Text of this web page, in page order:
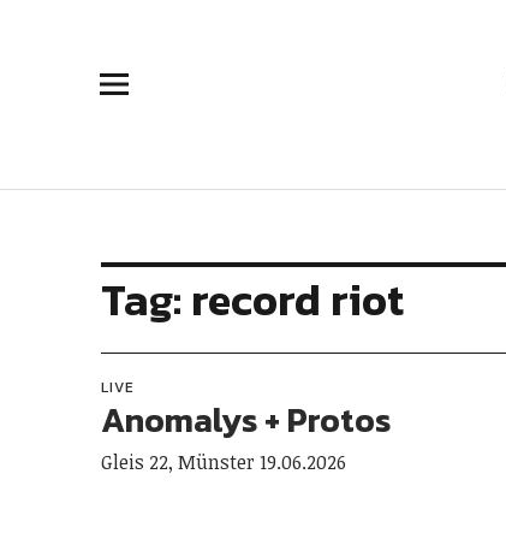
Tag: record riot
LIVE
Anomalys + Protos
Gleis 22, Münster 19.06.2026